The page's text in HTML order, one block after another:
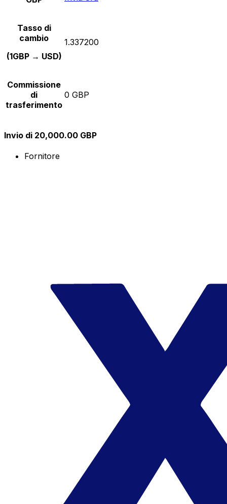
Tasso di
cambio
(1GBP → USD)
1.337200
Commissione
di
trasferimento
0 GBP
Invio di 20,000.00 GBP
Fornitore